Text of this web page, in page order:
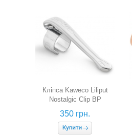
Кліпса Kaweco Liliput
Nostalgic Clip BP
(хромована, для
кулькових ручок)
350 грн.